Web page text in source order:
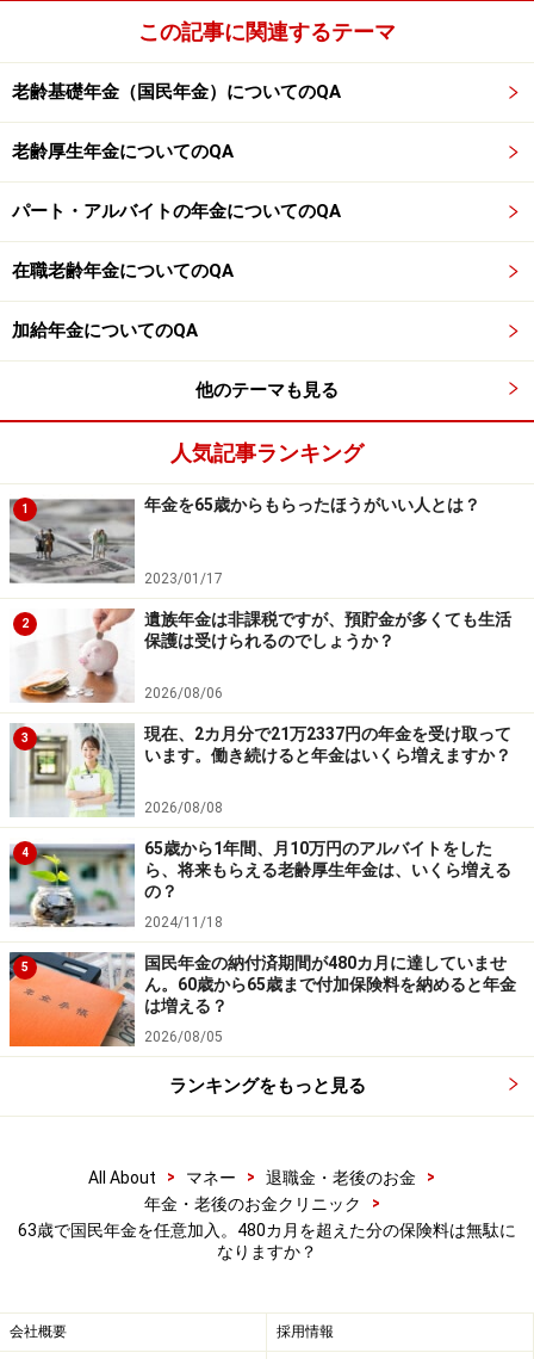
ては、「経過的加算」として老齢厚生年金に反映される
仕組みがあります。そのため、実際に受け取る年金額全
あります。
また、任意加入は原則65歳まで可能ですので、未納期間
能性があります。
実際の加入記録によって細かな扱いが異なることもあり
ネット」、年金事務所で加入履歴を確認しておくと安心
※専門家に取り上げてほしい質問がある人は
応募するか、コメント欄への書き込みをお願いします。
監修・文／深川 弘恵（ファイナンシャルプランナー）
※記事内容は執筆時点のものです。最新の内容をご確認くださ
い。
本記事の内容は一般的な情報提供を目的としており、特定の金融
商品や投資行動を推奨するものではありません。
投資や資産運用に関する最終的なご判断はご自身の責任において
行ってください。
掲載情報の正確性・完全性については十分に配慮しております
が、その内容を保証するものではなく、これに基づく損失・損害
などについて当社は一切の責任を負いません。
最新の情報や詳細については、必ず各金融機関やサービス提供者
の公式情報をご確認ください。
【編集部からのお知らせ】
・「家計」について、アンケート（2026/8/31まで） を実施
中です！
※抽選で20名にAmazonギフト券1000円分プレゼント
※謝礼付きの限定アンケートやモニター企画に参加が可能に
この記事に関連するテーマ
老齢基礎年金（国民年金）についてのQA
老齢厚生年金についてのQA
パート・アルバイトの年金についてのQA
在職老齢年金についてのQA
加給年金についてのQA
他のテーマも見る
人気記事ランキング
1 年金を65歳からもらったほうがいい人とは？
2023/01/17
2
遺族年金は非課税ですが、預貯金が多くても生活
保護は受けられるのでしょうか？
2026/08/06
3
現在、2カ月分で21万2337円の年金を受け取って
います。働き続けると年金はいくら増えますか？
2026/08/08
4
65歳から1年間、月10万円のアルバイトをした
ら、将来もらえる老齢厚生年金は、いくら増える
の？
2024/11/18
5
国民年金の納付済期間が480カ月に達していませ
ん。60歳から65歳まで付加保険料を納めると年金
は増える？
2026/08/05
ランキングをもっと見る
All About > マネー > 退職金・老後のお金
>
年金・老後のお金クリニック
>
63歳で国民年金を任意加入。480カ月を超えた分の保険料は無駄に
なりますか？
会社概要 採用情報